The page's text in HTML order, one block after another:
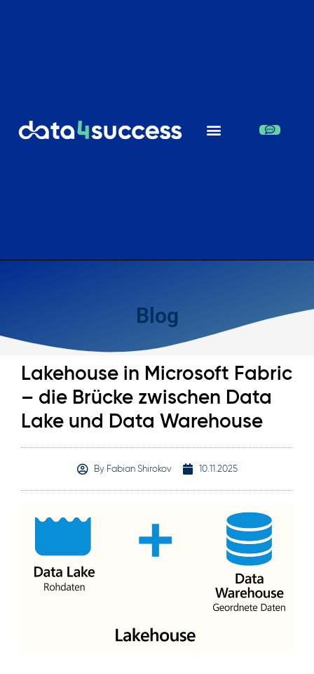
Blog
Lakehouse in Microsoft Fabric
– die Brücke zwischen Data
Lake und Data Warehouse
ByFabian Shirokov 10.11.2025